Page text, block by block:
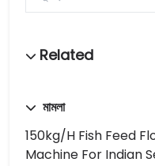
মামলা
150kg/h Fish Feed
Machine For Indian